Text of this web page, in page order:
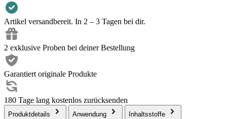
Artikel versandbereit. In 2 – 3 Tagen bei dir.
2 exklusive Proben bei deiner Bestellung
Garantiert originale Produkte
180 Tage lang kostenlos zurücksenden
Produktdetails Anwendung
Inhaltsstoffe